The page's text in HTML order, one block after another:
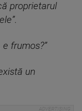
proprietarul
frumos?”
un